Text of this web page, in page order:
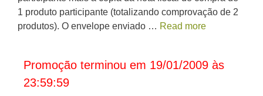
1 produto participante (totalizando comprovação de 2
produtos). O envelope enviado … Read more
Promoção terminou em 19/01/2009 às
23:59:59